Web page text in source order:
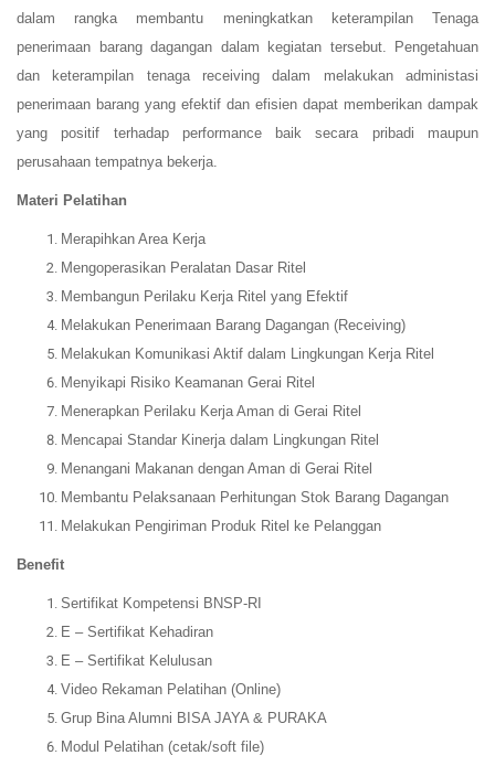
dalam rangka membantu meningkatkan keterampilan Tenaga
penerimaan barang dagangan dalam kegiatan tersebut. Pengetahuan
dan keterampilan tenaga receiving dalam melakukan administasi
penerimaan barang yang efektif dan efisien dapat memberikan dampak
yang positif terhadap performance baik secara pribadi maupun
perusahaan tempatnya bekerja.
Materi Pelatihan
Merapihkan Area Kerja
Mengoperasikan Peralatan Dasar Ritel
Membangun Perilaku Kerja Ritel yang Efektif
Melakukan Penerimaan Barang Dagangan (Receiving)
Melakukan Komunikasi Aktif dalam Lingkungan Kerja Ritel
Menyikapi Risiko Keamanan Gerai Ritel
Menerapkan Perilaku Kerja Aman di Gerai Ritel
Mencapai Standar Kinerja dalam Lingkungan Ritel
Menangani Makanan dengan Aman di Gerai Ritel
Membantu Pelaksanaan Perhitungan Stok Barang Dagangan
Melakukan Pengiriman Produk Ritel ke Pelanggan
Benefit
Sertifikat Kompetensi BNSP-RI
E – Sertifikat Kehadiran
E – Sertifikat Kelulusan
Video Rekaman Pelatihan (Online)
Grup Bina Alumni BISA JAYA & PURAKA
Modul Pelatihan (cetak/soft file)